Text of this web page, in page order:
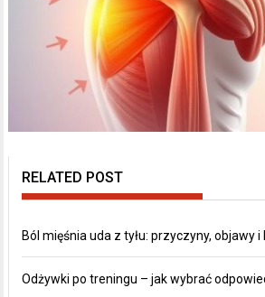
RELATED POST
Ból mięśnia uda z tyłu: przyczyny, objawy i
Odżywki po treningu – jak wybrać